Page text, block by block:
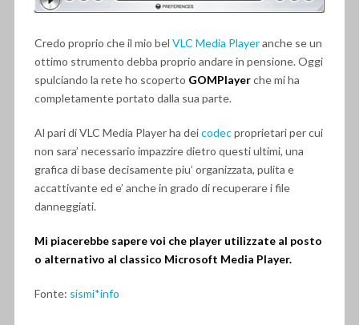
Credo proprio che il mio bel VLC Media Playeranche se un
ottimo strumento debba proprio andare in pensione. Oggi
spulciando la rete ho scoperto GOMPlayerche mi ha
completamente portato dalla sua parte.
Al pari di VLC Media Player ha deicodecproprietari per cui
non sara’ necessario impazzire dietro questi ultimi, una
grafica di base decisamente piu’ organizzata, pulita e
accattivante ed e’ anche in grado di recuperare i file
danneggiati.
Mi piacerebbe sapere voi che player utilizzate al posto
o alternativo al classico Microsoft Media Player.
Fonte: sismi*info